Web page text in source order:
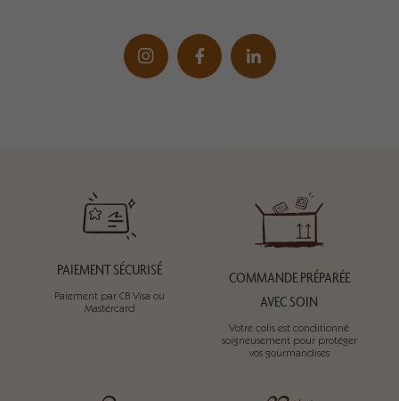
PAIEMENT SÉCURISÉ
Paiement par CB Visa ou
Mastercard
COMMANDE PRÉPARÉE
AVEC SOIN
Votre colis est conditionné
soigneusement pour protéger
vos gourmandises